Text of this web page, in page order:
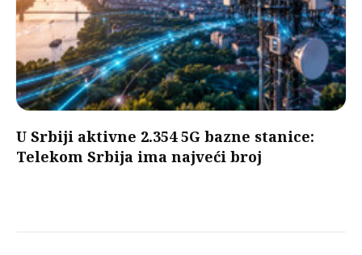
U Srbiji aktivne 2.354 5G bazne stanice:
Telekom Srbija ima najveći broj